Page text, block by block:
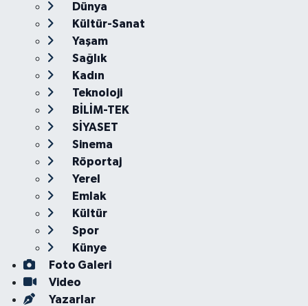
Dünya
Kültür-Sanat
Yaşam
Sağlık
Kadın
Teknoloji
BİLİM-TEK
SİYASET
Sinema
Röportaj
Yerel
Emlak
Kültür
Spor
Künye
Foto Galeri
Video
Yazarlar